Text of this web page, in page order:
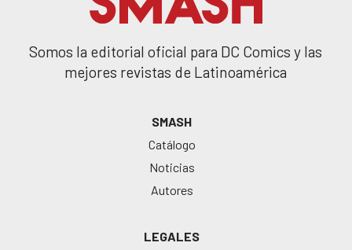
Somos la editorial oficial para DC Comics y las
mejores revistas de Latinoamérica
SMASH
Catálogo
Noticias
Autores
LEGALES